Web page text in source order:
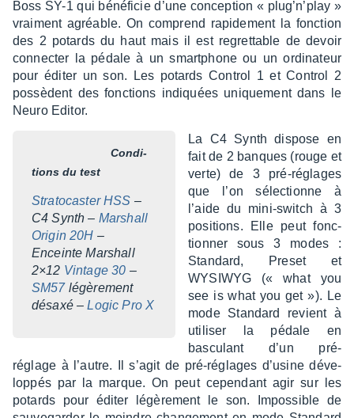
Boss SY-1 qui béné­fi­cie d’une concep­tion « plug’n’­play »
vrai­ment agréable. On comprend rapi­de­ment la fonc­tion
des 2 potards du haut mais il est regret­table de devoir
connec­ter la pédale à un smart­phone ou un ordi­na­teur
pour éditer un son. Les potards Control 1 et Control 2
possèdent des fonc­tions indiquées unique­ment dans le
Neuro Editor.
Condi­
tions du test
Stra­to­cas­ter HSS –
C4 Synth – Marshall
Origin 20H –
Enceinte Marshall
2×12 Vintage 30 –
SM57légè­re­ment
désaxé –Logic Pro X
La C4 Synth dispose en
fait de 2 banques (rouge et
verte) de 3 pré-réglages
que l’on sélec­tionne à
l’aide du mini-switch à 3
posi­tions. Elle peut fonc­
tion­ner sous 3 modes :
Stan­dard, Preset et
WYSIWYG (« what you
see is what you get »). Le
mode Stan­dard revient à
utili­ser la pédale en
bascu­lant d’un pré-
réglage à l’autre. Il s’agit de pré-réglages d’usine déve­
lop­pés par la marque. On peut cepen­dant agir sur les
potards pour éditer légè­re­ment le son. Impos­sible de